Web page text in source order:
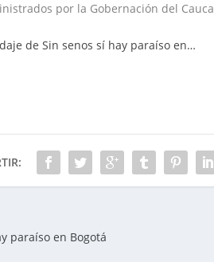
por la Gobernación del Cauca
de Sin senos sí hay paraíso en…
paraíso en Bogotá